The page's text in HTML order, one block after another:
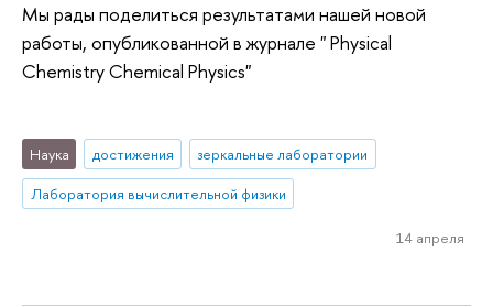
Мы рады поделиться результатами нашей новой
работы, опубликованной в журнале " Physical
Chemistry Chemical Physics"
Наука достижения
зеркальные лаборатории
Лаборатория вычислительной физики
14 апреля